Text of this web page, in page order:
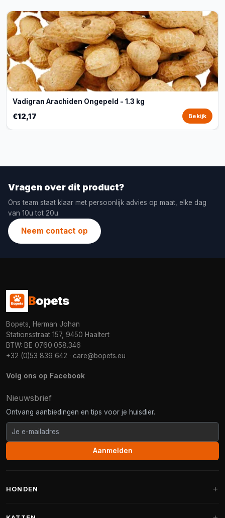
Vadigran Arachiden Ongepeld - 1.3 kg
€12,17 Bekijk
Vragen over dit product?
Ons team staat klaar met persoonlijk advies op maat, elke dag
van 10u tot 20u.
Neem contact op
Bopets
Bopets, Herman Johan
Stationsstraat 157, 9450 Haaltert
BTW: BE 0760.058.346
+32 (0)53 839 642 · care@bopets.eu
Volg ons op Facebook
Nieuwsbrief
Ontvang aanbiedingen en tips voor je huisdier.
Aanmelden
HONDEN